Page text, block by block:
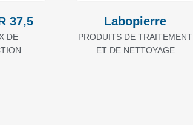
37,5
DE
Labopierre
PRODUITS DE TRAITEMENT
ET DE NETTOYAGE